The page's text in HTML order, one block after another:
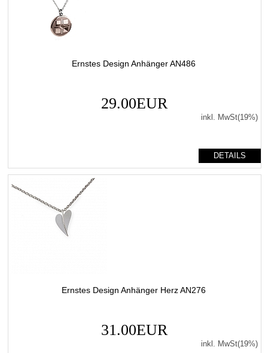
Ernstes Design Anhänger AN486
29.00EUR
inkl. MwSt(19%)
DETAILS
Ernstes Design Anhänger Herz AN276
31.00EUR
inkl. MwSt(19%)